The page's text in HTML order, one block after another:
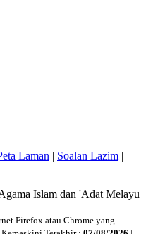
Laman | Soalan Lazim |
Islam dan 'Adat Melayu
Firefox atau Chrome yang